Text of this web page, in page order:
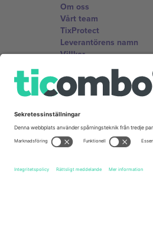
Om oss
Vårt team
TixProtect
Leverantörens namn
Villkor
Affiliate-program